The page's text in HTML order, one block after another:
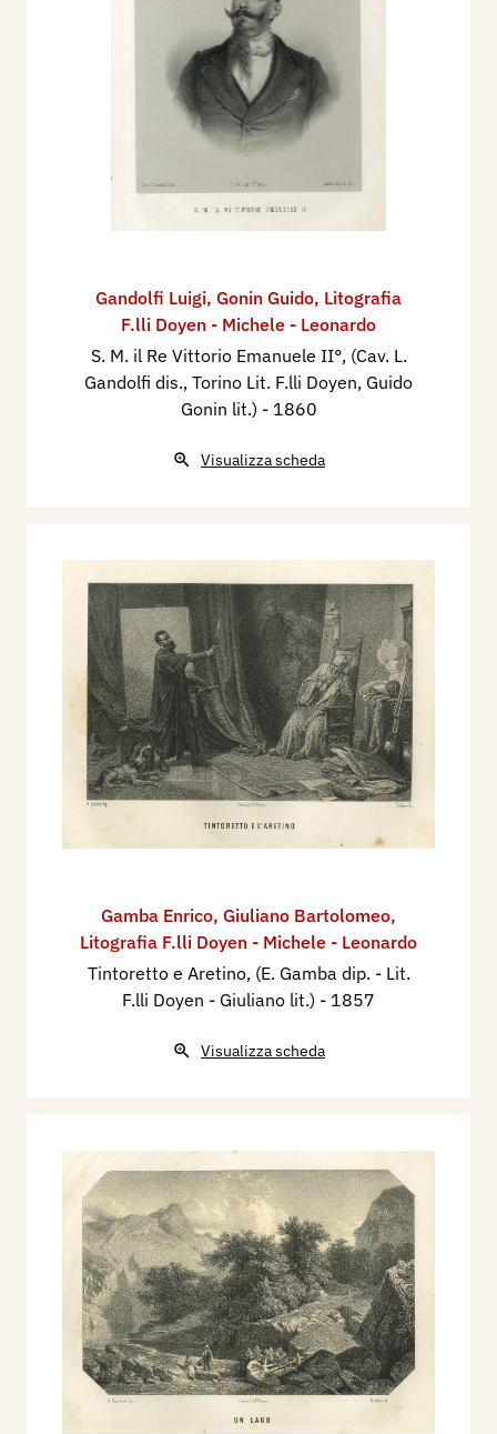
Gandolfi Luigi, Gonin Guido, Litografia
F.lli Doyen - Michele - Leonardo
S. M. il Re Vittorio Emanuele II°, (Cav. L.
Gandolfi dis., Torino Lit. F.lli Doyen, Guido
Gonin lit.) - 1860
Visualizza scheda
Gamba Enrico, Giuliano Bartolomeo,
Litografia F.lli Doyen - Michele - Leonardo
Tintoretto e Aretino, (E. Gamba dip. - Lit.
F.lli Doyen - Giuliano lit.) - 1857
Visualizza scheda